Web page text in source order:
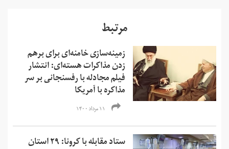
مرتبط
زمینه‌سازی خامنه‌ای برای برهم
زدن مذاکرات هسته‌ای: انتشار
فیلم مجادله با رفسنجانی بر سر
مذاکره با آمریکا
۱۱ مرداد ۱۴۰۰
ستاد مقابله با کرونا: ۲۹ استان